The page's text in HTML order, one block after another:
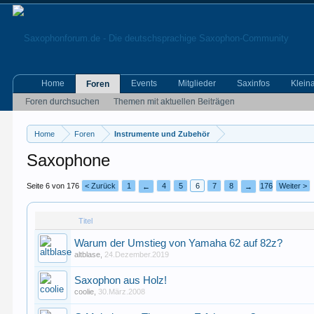
Home Foren Instrumente und Zubehör
Saxophone
Seite 6 von 176 < Zurück 1 ← 4 5 6 7 8 → 176 Weiter >
Titel
Warum der Umstieg von Yamaha 62 auf 82z?
altblase 24.Dezember.2019
Saxophon aus Holz!
coolie 30.März.2008
Home
Foren
Foren durchsuchen
Themen mit aktuellen Beiträgen
Events Mitglieder Saxinfos